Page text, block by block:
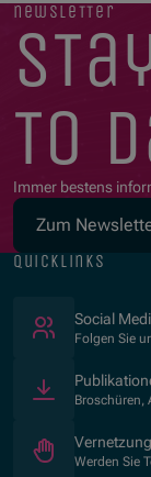
newsletter
to
Immer bestens
Zum
quicklinks
Social
Folgen Sie
Broschüren,
Vernetzung
Werden Sie